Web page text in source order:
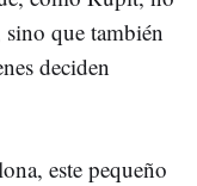
que también
deciden
este pequeño